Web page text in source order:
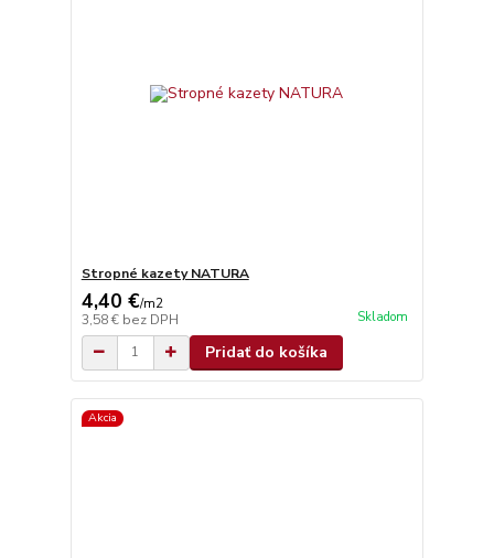
Stropné kazety NATURA
4,40 €/m2
3,58 € bez DPH Skladom
Pridať do košíka
Akcia